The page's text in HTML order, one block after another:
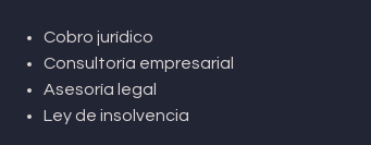
Cobro jurídico
Consultoría empresarial
Asesoría legal
Ley de insolvencia